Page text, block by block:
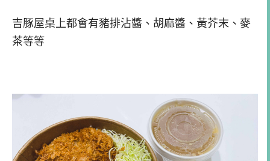
吉豚屋桌上都會有豬排沾醬、胡麻醬、黃芥末、麥
茶等等